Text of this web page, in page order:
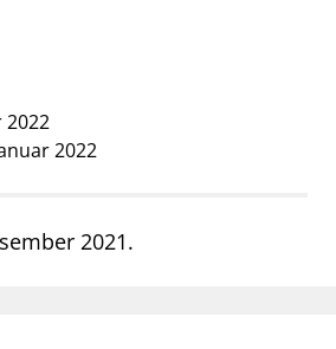
2022
2022
2021.